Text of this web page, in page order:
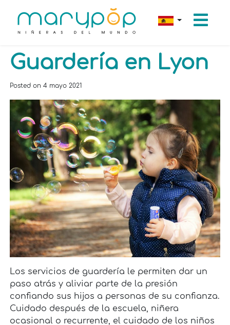
Guardería en Lyon
Posted on4 mayo 2021
Los servicios de guardería le permiten dar un
paso atrás y aliviar parte de la presión
confiando sus hijos a personas de su confianza.
Cuidado después de la escuela, niñera
ocasional o recurrente, el cuidado de los niños